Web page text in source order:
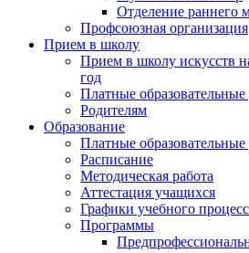
Отделение раннего
Профсоюзная организация
Прием в школу
Прием в школу искусств
год
Платные образовательные
Родителям
Образование
Платные образовательные
Расписание
Методическая работа
Аттестация учащихся
Графики учебного
Программы